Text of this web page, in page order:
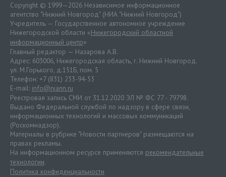
Copyright © 1999—2026 Независимое информационное
агентство "Нижний Новгород" (НИА "Нижний Новгород")
Учредитель — Государственное автономное учреждение
Нижегородской области «Нижегородский областной
информационный центр»
Главный редактор — Назарова А.В.
Адрес: 603006, Нижегородская область, г. Нижний Новгород.
ул. М.Горького, д.151Б, пом. 5
Телефон: +7 (831) 233-94-53
E-mail: info@niann.ru
Реестровая запись СМИ от 31.12.2020 ЭЛ № ФС 77 - 79798.
Выдано Федеральной службой по надзору в сфере связи,
информационных технологий и массовых коммуникаций
(Роскомнадзор).
Материалы в рубрике "Новости партнеров" размещаются на
правах рекламы.
На информационном ресурсе применяются рекомендательные
технологии.
Политика конфиденциальности